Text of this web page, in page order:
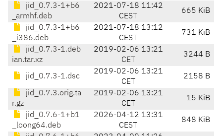
jid_0.7.3-1+b6
_armhf.deb
2021-07-18 11:42
CEST
665 KiB
jid_0.7.3-1+b6
_i386.deb
2021-07-18 13:12
CEST
731 KiB
jid_0.7.3-1.deb
ian.tar.xz
2019-02-06 13:21
CET
3244 B
jid_0.7.3-1.dsc
2019-02-06 13:21
CET
2158 B
jid_0.7.3.orig.ta
r.gz
2019-02-06 13:21
CET
15 KiB
jid_0.7.6-1+b1
_loong64.deb
2026-04-12 13:31
CEST
848 KiB